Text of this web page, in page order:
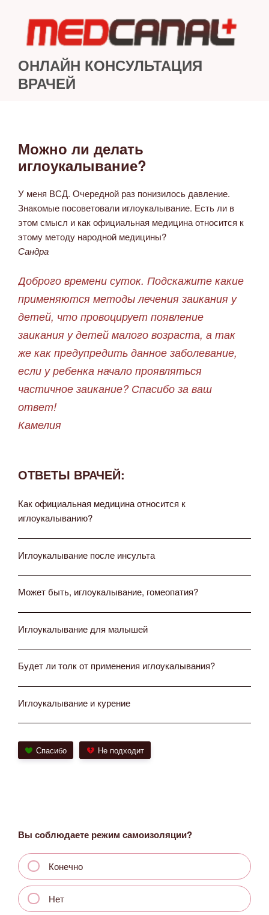
содержимому
ОНЛАЙН КОНСУЛЬТАЦИЯ
ВРАЧЕЙ
ОПУБЛИКОВАНО
Можно ли делать
иглоукалывание?
У меня ВСД. Очередной раз понизилось давление.
Знакомые посоветовали иглоукалывание. Есть ли в
этом смысл и как официальная медицина относится к
этому методу народной медицины?
Сандра
Доброго времени суток. Подскажите какие
применяются методы лечения заикания у
детей, что провоцирует появление
заикания у детей малого возраста, а так
же как предупредить данное заболевание,
если у ребенка начало проявляться
частичное заикание? Спасибо за ваш
ответ!
Камелия
ОТВЕТЫ ВРАЧЕЙ:
Как официальная медицина относится к
иглоукалыванию?
Иглоукалывание после инсульта
Может быть, иглоукалывание, гомеопатия?
Иглоукалывание для малышей
Будет ли толк от применения иглоукалывания?
Иглоукалывание и курение
Спасибо Не подходит
Вы соблюдаете режим самоизоляции?
Конечно
Нет